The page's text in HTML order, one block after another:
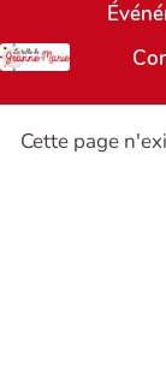
Aller au
Cette page